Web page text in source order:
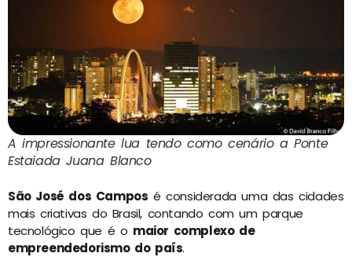
A impressionante lua tendo como cenário a Ponte
Estaiada Juana Blanco
São José dos Campos é considerada uma das cidades
mais criativas do Brasil, contando com um parque
tecnológico que é o maior complexo de
empreendedorismo do país.